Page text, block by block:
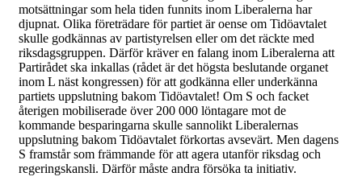
motsättningar som hela tiden funnits inom Liberalerna har
djupnat. Olika företrädare för partiet är oense om Tidöavtalet
skulle godkännas av partistyrelsen eller om det räckte med
riksdagsgruppen. Därför kräver en falang inom Liberalerna att
Partirådet ska inkallas (rådet är det högsta beslutande organet
inom L näst kongressen) för att godkänna eller underkänna
partiets uppslutning bakom Tidöavtalet! Om S och facket
återigen mobiliserade över 200 000 löntagare mot de
kommande besparingarna skulle sannolikt Liberalernas
uppslutning bakom Tidöavtalet förkortas avsevärt. Men dagens
S framstår som främmande för att agera utanför riksdag och
regeringskansli. Därför måste andra försöka ta initiativ.